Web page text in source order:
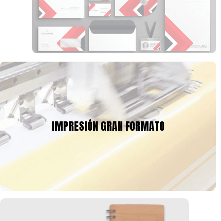
en pequeñas o grandes cantidades, pregúntanos,
tenemos todo en publicidad.
IMPRESIÓN GRAN FORMATO
IMPRESIÓN GRAN FORMATO
Diseñamos e imprimimos todo tipo de pendones
publicitarios y banners de alto impacto. Usamos materiales
de la mejor calidad para asegurar la durabilidad y fidelidad del
producto final.
Tú eliges el tipo de acabados que requieras:
ojales, tubos, con estructura o colgantes. Asegura la mayor
visibilidad e impacto para tu marca o evento con las solución
más eficiente y económica!